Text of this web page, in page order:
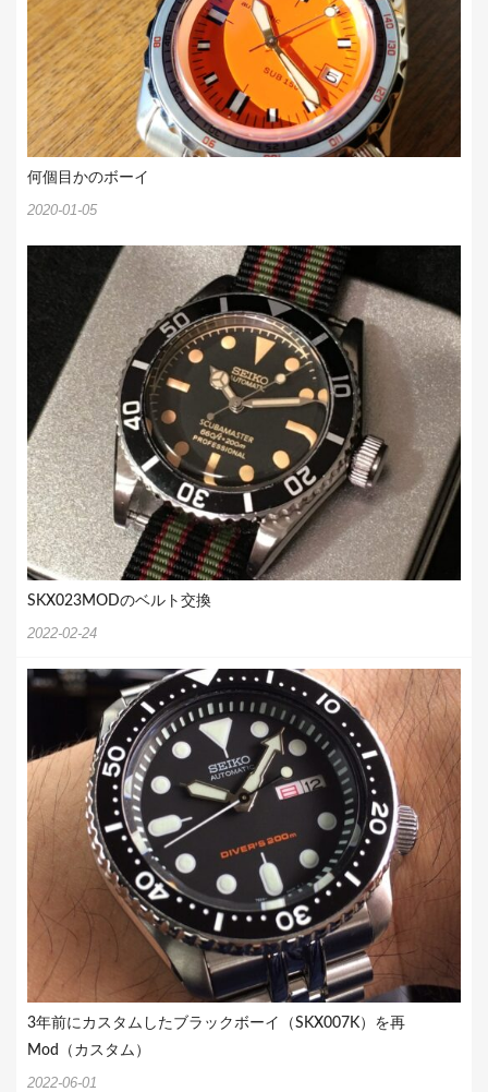
何個目かのボーイ
2020-01-05
SKX023MODのベルト交換
2022-02-24
3年前にカスタムしたブラックボーイ（SKX007K）を再
Mod（カスタム）
2022-06-01